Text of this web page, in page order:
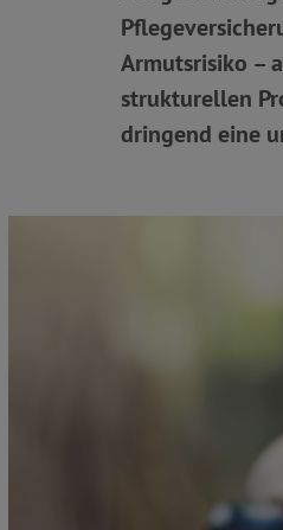
Armutsrisiko –
strukturellen
dringend eine